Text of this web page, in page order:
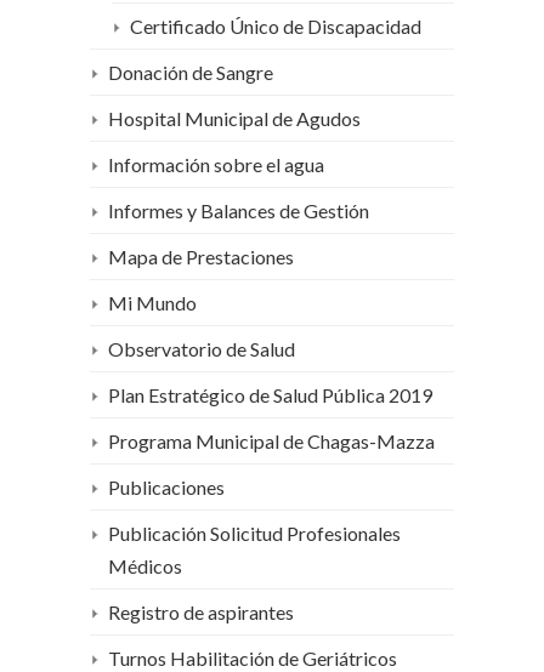
Certificado Único de Discapacidad
Donación de Sangre
Hospital Municipal de Agudos
Información sobre el agua
Informes y Balances de Gestión
Mapa de Prestaciones
Mi Mundo
Observatorio de Salud
Plan Estratégico de Salud Pública 2019
Programa Municipal de Chagas-Mazza
Publicaciones
Publicación Solicitud Profesionales
Médicos
Registro de aspirantes
Turnos Habilitación de Geriátricos